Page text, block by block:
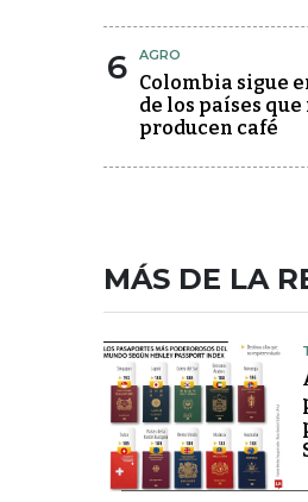
6 AGRO
Colombia sigue
de los países que
producen café
MÁS DE LA